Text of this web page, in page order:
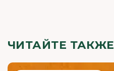
ЧИТАЙТЕ ТАКЖЕ